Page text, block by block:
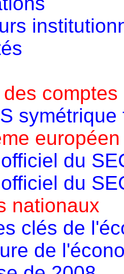
symétrique
du
du
nationaux
clés de
de